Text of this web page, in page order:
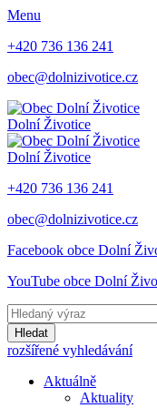
Menu
+420 736 136 241
obec@dolnizivotice.cz
Dolní Životice
Dolní Životice
+420 736 136 241
obec@dolnizivotice.cz
Facebook obce Dolní
YouTube obce Dolní
Hledat
rozšířené vyhledávání
Aktuálně
Aktuality